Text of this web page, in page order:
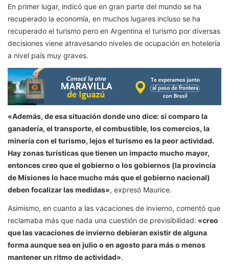
En primer lugar, indicó que en gran parte del mundo se ha
recuperado la economía, en muchos lugares incluso se ha
recuperado el turismo pero en Argentina el turismo por diversas
decisiones viene atravesando niveles de ocupación en hotelería
a nivel país muy graves.
«Además, de esa situación donde uno dice: si comparo la
ganadería, el transporte, el combustible, los comercios, la
minería con el turismo, lejos el turismo es la peor actividad.
Hay zonas turísticas que tienen un impacto mucho mayor,
entonces creo que el gobierno o los gobiernos (la provincia
de Misiones lo hace mucho más que el gobierno nacional)
deben focalizar las medidas», expresó Maurice.
Asimismo, en cuanto a las vacaciones de invierno, comentó que
reclamaba más que nada una cuestión de previsibilidad: «creo
que las vacaciones de invierno debieran existir de alguna
forma aunque sea en julio o en agosto para más o menos
mantener un ritmo de actividad».